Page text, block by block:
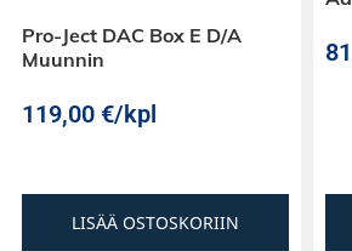
Pro-Ject DAC Box E D/A
Muunnin
119,00 €/kpl
LISÄÄ OSTOSKORIIN